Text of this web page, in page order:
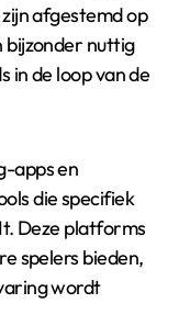
afgestemd op
bijzonder nuttig
in de loop van de
apps en
die specifiek
Deze platforms
spelers bieden,
wordt